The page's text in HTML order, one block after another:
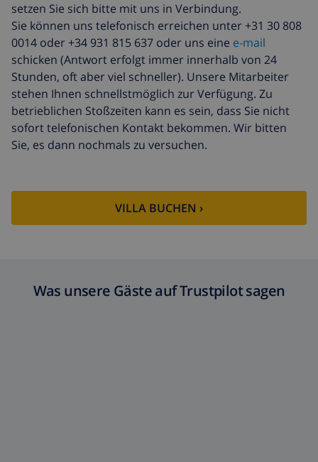
Extra bett
14,07 $ pro Tag , bei der
Ankunft zu zahlen
Handtücher und
bettwäsche
einschließlich pro Person
Zusätzliche
bettwäsche
17,59 $ pro Person , bei der
Ankunft zu zahlen
Zusätzliche
handtücher
8,80 $ pro Person , bei der
Ankunft zu zahlen
Energieverbrauch
(52,77 $/HOUR)
setzen Sie sich bitte mit uns in Verbindung.
Sie können uns telefonisch erreichen unter +31 30 808
0014 oder +34 931 815 637 oder uns eine e-mail
schicken (Antwort erfolgt immer innerhalb von 24
Stunden, oft aber viel schneller). Unsere Mitarbeiter
stehen Ihnen schnellstmöglich zur Verfügung. Zu
betrieblichen Stoßzeiten kann es sein, dass Sie nicht
sofort telefonischen Kontakt bekommen. Wir bitten
Sie, es dann nochmals zu versuchen.
VILLA BUCHEN ›
Was unsere Gäste auf Trustpilot sagen